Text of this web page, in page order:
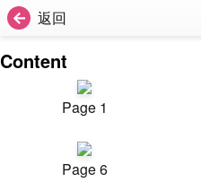
返回
Content
Page 1
Page 6